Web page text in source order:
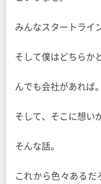
みんなスタートライ
そして僕はどちらか
んでも会社があれば。
そして、そこに想い
そんな話。
これから色々あるだ